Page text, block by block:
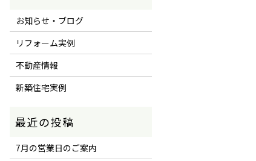
お知らせ・ブログ
リフォーム実例
不動産情報
新築住宅実例
7月の営業日のご案内